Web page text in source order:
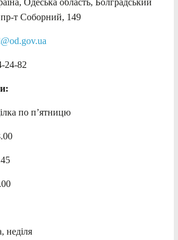
Одеська область, Болградський
т Соборний, 149
24-82
по п’ятницю
неділя